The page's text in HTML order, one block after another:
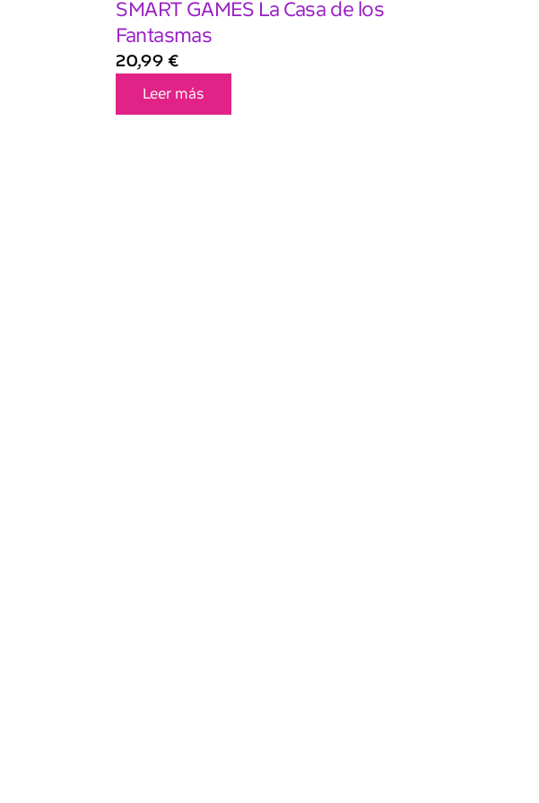
SMART GAMES La Casa de los
Fantasmas
20,99 €
Leer más